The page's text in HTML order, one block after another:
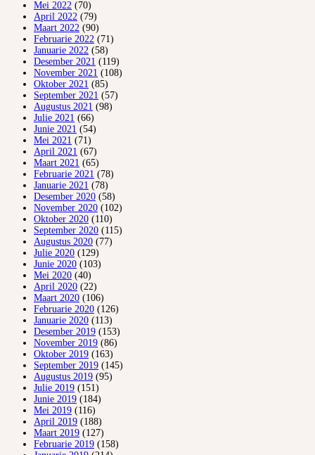
Mei 2022 (70)
April 2022 (79)
Maart 2022 (90)
Februarie 2022 (71)
Januarie 2022 (58)
Desember 2021 (119)
November 2021 (108)
Oktober 2021 (85)
September 2021 (57)
Augustus 2021 (98)
Julie 2021 (66)
Junie 2021 (54)
Mei 2021 (71)
April 2021 (67)
Maart 2021 (65)
Februarie 2021 (78)
Januarie 2021 (78)
Desember 2020 (58)
November 2020 (102)
Oktober 2020 (110)
September 2020 (115)
Augustus 2020 (77)
Julie 2020 (129)
Junie 2020 (103)
Mei 2020 (40)
April 2020 (22)
Maart 2020 (106)
Februarie 2020 (126)
Januarie 2020 (113)
Desember 2019 (153)
November 2019 (86)
Oktober 2019 (163)
September 2019 (145)
Augustus 2019 (95)
Julie 2019 (151)
Junie 2019 (184)
Mei 2019 (116)
April 2019 (188)
Maart 2019 (127)
Februarie 2019 (158)